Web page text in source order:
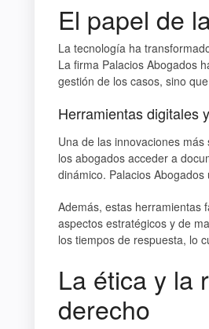
El papel de
La tecnología ha
La firma Palacios Abogados
gestión de los casos, sino
Herramientas digitales
Una de las innovaciones
los abogados acceder a
dinámico. Palacios
Además, estas herramientas
aspectos estratégicos y de
los tiempos de respuesta, lo
La ética y la
derecho